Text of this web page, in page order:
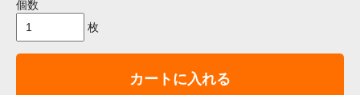
個数
枚
カートに入れる